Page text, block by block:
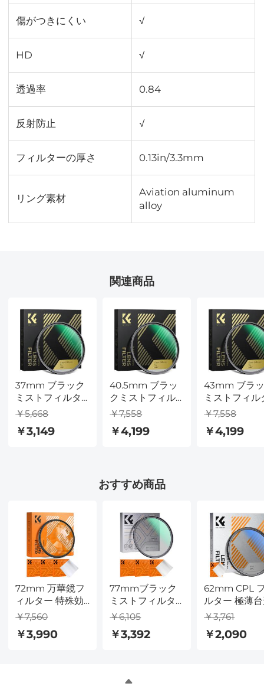
傷がつきにくい √
HD √
透過率 0.84
反射防止 √
フィルターの厚さ 0.13in/3.3mm
リング素材
Aviation aluminum
alloy
関連商品
37mm ブラック
ミストフィルタ
ー 1/4 特殊効果フ
多層コーティン
￥5,668
￥3,149
40.5mm ブラッ
クミストフィル
ター 1/4 特殊効果
明多層コーティ
ーズ
￥7,558
￥4,199
43mm ブラ
ミストフィル
ー 1/4 特殊効
多層コーティ
￥7,558
￥4,199
おすすめ商品
72mm 万華鏡フ
ィルター 特殊効
果フィルター 真
クロス 3 枚付き
￥7,560
￥3,990
77mmブラック
ミストフィルタ
ー1/4 + 3pcsクリ
ス、18多層コー
￥6,105
￥3,392
62mm CPL
ルター 極薄
フレーム 青
ルムと掃除機
￥3,761
￥2,090